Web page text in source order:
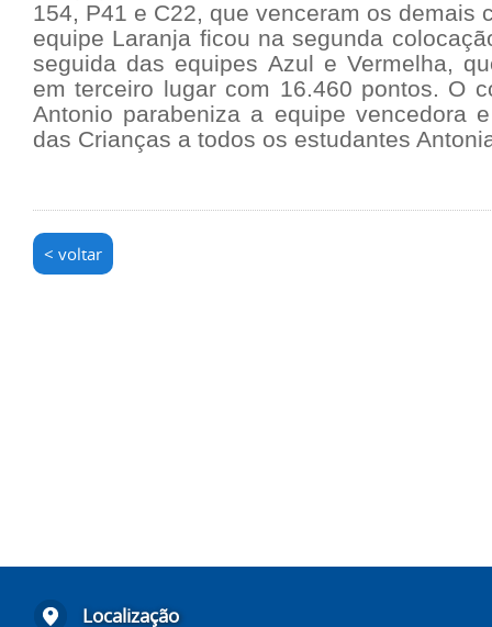
154, P41 e C22, que venceram os demais
equipe Laranja ficou na segunda
seguida das equipes Azul e Vermelha,
em terceiro lugar com 16.460 pontos. O
Antonio parabeniza a equipe vencedora
das Crianças a todos os estudantes
< voltar
Localização